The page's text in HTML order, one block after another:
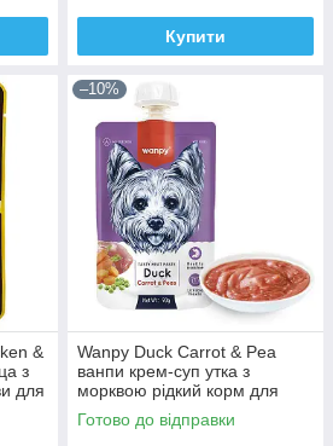
Купити
&
з
для
10
–10%
Wanpy Duck Carrot & Pea
ванпи крем-суп утка з
морквою рідкий корм для
собак 90 г
Готово до відправки